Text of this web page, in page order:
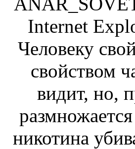
Internet
Человеку
свойством
видит, но,
никотина